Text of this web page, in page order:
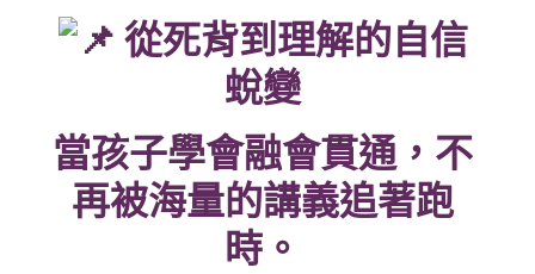
從死背到理解的自信
蛻變
當孩子學會融會貫通，不
再被海量的講義追著跑
時。